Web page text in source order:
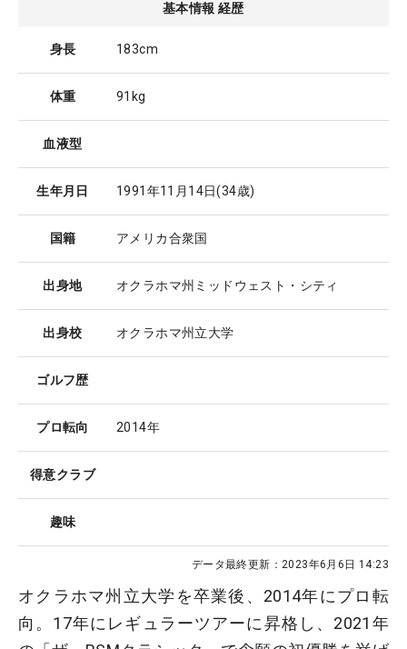
基本情報 経歴
身長 183cm
体重 91kg
血液型
生年月日 1991年11月14日(34歳)
国籍 アメリカ合衆国
出身地 オクラホマ州ミッドウェスト・シティ
出身校 オクラホマ州立大学
ゴルフ歴
プロ転向 2014年
得意クラブ
趣味
データ最終更新： 2023年6月6日 14:23
オクラホマ州立大学を卒業後、2014年にプロ転
向。17年にレギュラーツアーに昇格し、2021年